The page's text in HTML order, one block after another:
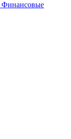
Финансовые